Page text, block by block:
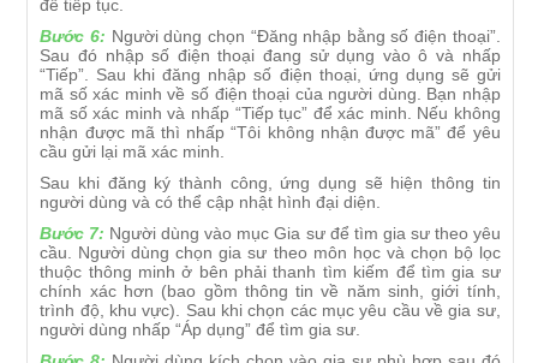
để tiếp tục.
Bước 6: Người dùng chọn “Đăng nhập bằng số điện thoại”.
Sau đó nhập số điện thoại đang sử dụng vào ô và nhấp
“Tiếp”. Sau khi đăng nhập số điện thoại, ứng dụng sẽ gửi
mã số xác minh về số điện thoại của người dùng. Bạn nhập
mã số xác minh và nhấp “Tiếp tục” để xác minh. Nếu không
nhận được mã thì nhấp “Tôi không nhận được mã” để yêu
cầu gửi lại mã xác minh.
Sau khi đăng ký thành công, ứng dụng sẽ hiện thông tin
người dùng và có thể cập nhật hình đại diện.
Bước 7: Người dùng vào mục Gia sư để tìm gia sư theo yêu
cầu. Người dùng chọn gia sư theo môn học và chọn bộ lọc
thuộc thông minh ở bên phải thanh tìm kiếm để tìm gia sư
chính xác hơn (bao gồm thông tin về năm sinh, giới tính,
trình độ, khu vực). Sau khi chọn các mục yêu cầu về gia sư,
người dùng nhấp “Áp dụng” để tìm gia sư.